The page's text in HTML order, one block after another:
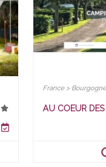
France >
AU COEUR